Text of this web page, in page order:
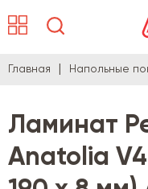
Главная Напольные
Ламинат
Anatolia